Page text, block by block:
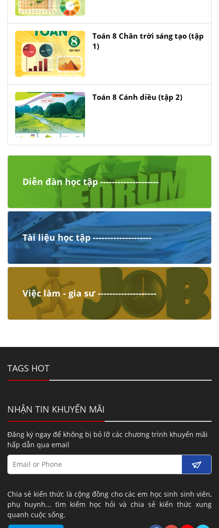
Toán 8 Chân trời sáng tạo (tập
1)
Toán 8 Cánh diều (tập 2)
Diễn đàn học tập --------------------
Tài liệu học tập --------------------
Việc làm - gia sư --------------------
TAGS HOT
NHẬN TIN KHUYẾN MÃI
Đăng ký ngay để không bị bỏ lỡ các chương trình khuyến mãi
hấp dẫn qua email
Chia sẻ kiến thức là cộng đồng cho các em học sinh sinh viên,
phụ huynh... tìm kiếm học hỏi và chia sẻ kiến thức xung
quanh cuộc sống.